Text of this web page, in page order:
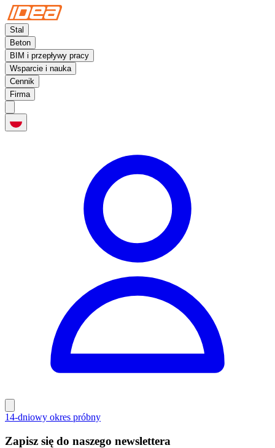
Stal
Beton
BIM i przepływy pracy
Wsparcie i nauka
Cennik
Firma
14-dniowy okres próbny
Zapisz się do naszego newslettera